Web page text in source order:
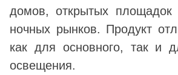
домов, открытых площадок
ночных рынков. Продукт
как для основного, так и
освещения.